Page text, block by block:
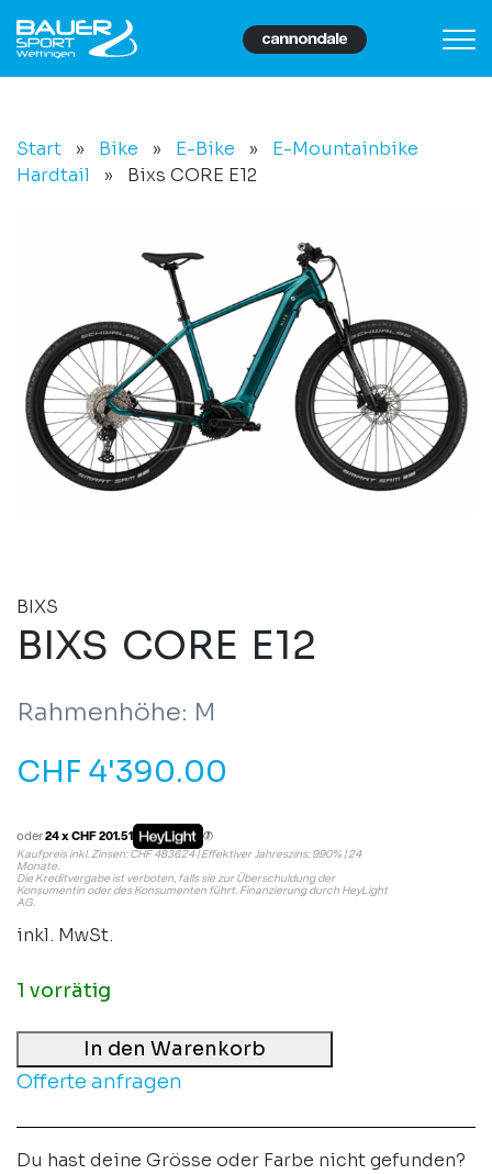
Start » Bike » E-Bike »
E-Mountainbike
Hardtail
» Bixs CORE E12
BIXS
BIXS CORE E12
Rahmenhöhe: M
CHF 4'390.00
oder24 x CHF 201.51
Kaufpreis inkl. Zinsen: CHF 4836.24 | Effektiver Jahreszins: 9.90% | 24
Monate.
Die Kreditvergabe ist verboten, falls sie zur Überschuldung der
Konsumentin oder des Konsumenten führt. Finanzierung durch HeyLight
AG.
inkl. MwSt.
1 vorrätig
In den Warenkorb
Offerte anfragen
Du hast deine Grösse oder Farbe nicht gefunden?